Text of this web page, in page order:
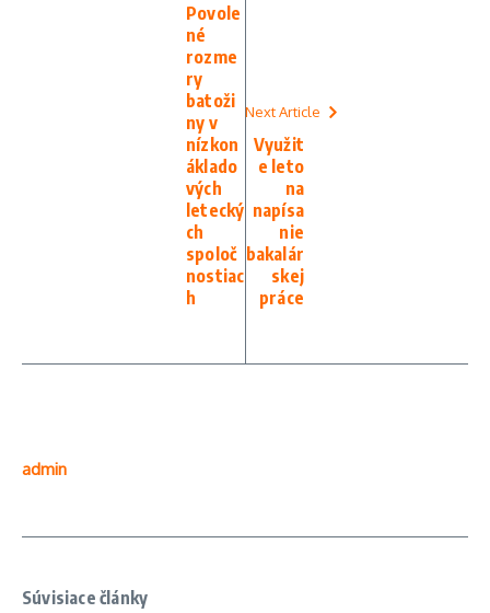
Povole
né
rozme
ry
batoži
ny v
nízkon
áklado
vých
letecký
ch
spoloč
nostiac
h
Next Article
Využit
e leto
na
napísa
nie
bakalár
skej
práce
admin
Súvisiace články